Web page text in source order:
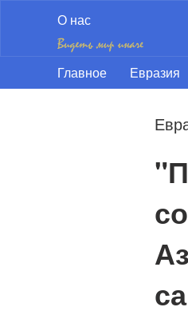
О нас
Главное Евразия